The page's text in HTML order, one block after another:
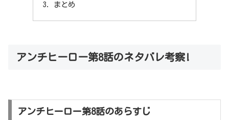
まとめ
アンチヒーロー第8話のネタバレ考察!
アンチヒーロー第8話のあらすじ